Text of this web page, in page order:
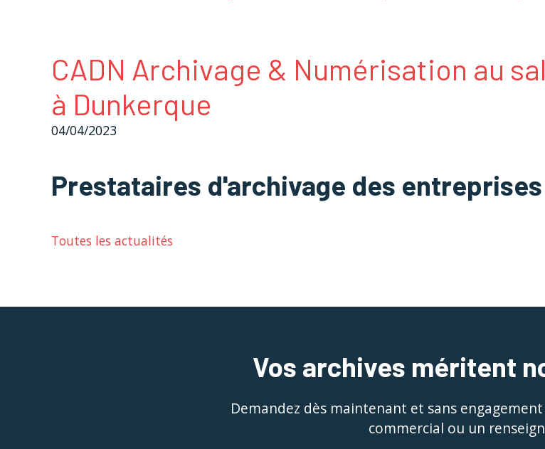
CADN Archivage & Numérisation au
à Dunkerque
04/04/2023
Prestataires d'archivage des
Toutes les actualités
Vos archives méritent
Demandez dès maintenant et sans
commercial ou un